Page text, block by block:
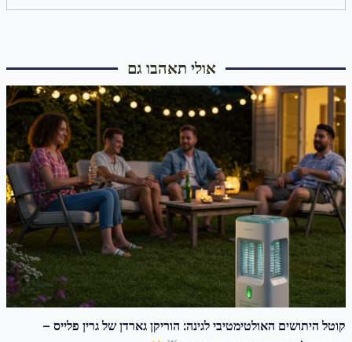
אולי תאהבו גם
קוטל היתושים האולטימטיבי לגינה: הוריקן גארדן של גרין פלייס –